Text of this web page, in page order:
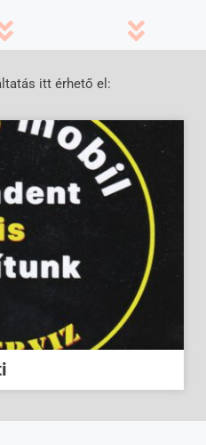
itt érhető el: